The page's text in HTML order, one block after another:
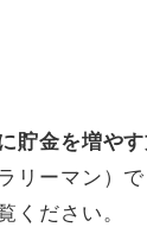
貯金を増や
リーマン）
ください。